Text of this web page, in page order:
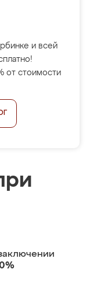
и всей
от стоимости